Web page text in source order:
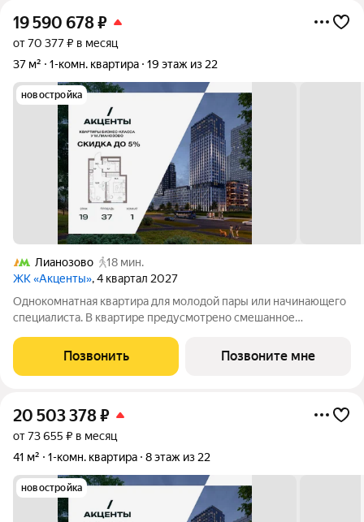
19 590 678₽
от 70 377 ₽ в месяц
37 м²
1-комн. квартира 19 этаж из 22
новостройка
Лианозово
18 мин.
ЖК «Акценты», 4 квартал 2027
Однокомнатная квартира для молодой пары или начинающего
специалиста. В квартире предусмотрено смешанное
квартиру светом и теплом. Кухня-гостиная с зонированной
кухней и пространством для отдыха.
Позвонить Позвоните мне
20 503 378₽
от 73 655 ₽ в месяц
41 м²
1-комн. квартира 8 этаж из 22
новостройка